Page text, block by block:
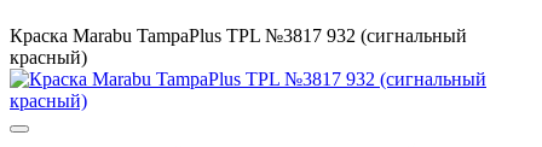
Краска Marabu TampaPlus TPL №3817 932 (сигнальный
красный)